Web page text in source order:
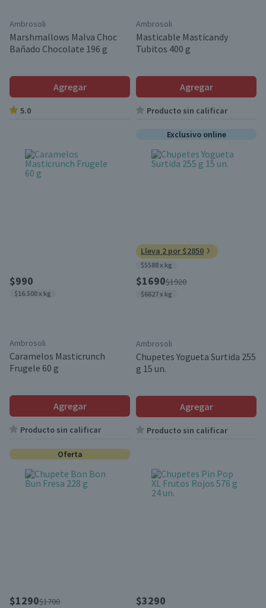
Ambrosoli
Marshmallows Malva Choc
Bañado Chocolate 196 g
Agregar
5.0
Ambrosoli
Masticable Masticandy
Tubitos 400 g
Agregar
Producto sin calificar
$990
$16.500 x kg
Ambrosoli
Caramelos Masticrunch
Frugele 60 g
Agregar
Producto sin calificar
Exclusivo online
Lleva 2 por $2850
$5588 x kg
$1690$1920
$6627 x kg
Ambrosoli
Chupetes Yogueta Surtida 255
g 15 un.
Agregar
Producto sin calificar
Oferta
$1290$1700 $3290